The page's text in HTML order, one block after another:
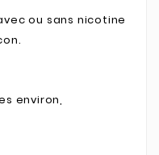
ou sans nicotine
environ,